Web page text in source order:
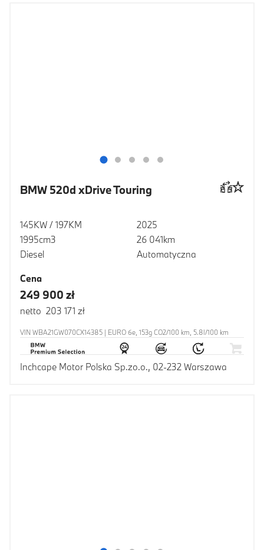
BMW 520d xDrive Touring
145KW / 197KM
1995cm3
Diesel
2025
26 041km
Automatyczna
Cena
249 900 zł
netto 203 171 zł
VIN WBA21GW070CX14385 | EURO 6e, 153g CO2/100 km, 5.8l/100 km
Inchcape Motor Polska Sp.zo.o., 02-232 Warszawa